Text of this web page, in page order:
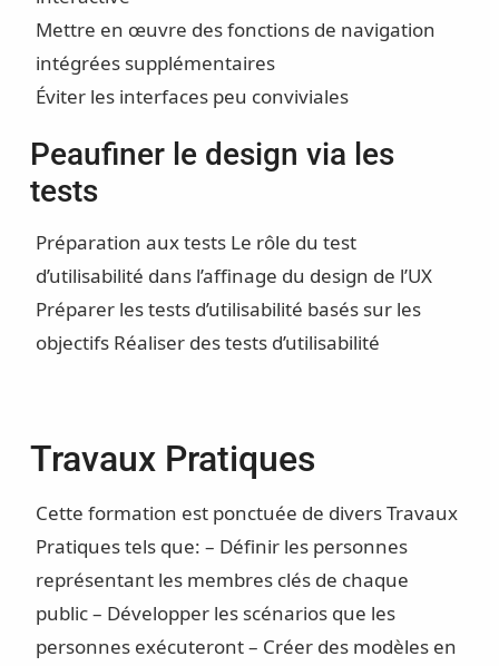
Mettre en œuvre des fonctions de navigation
intégrées supplémentaires
Éviter les interfaces peu conviviales
Peaufiner le design via les
tests
Préparation aux tests Le rôle du test
d’utilisabilité dans l’affinage du design de l’UX
Préparer les tests d’utilisabilité basés sur les
objectifs Réaliser des tests d’utilisabilité
Travaux Pratiques
Cette formation est ponctuée de divers Travaux
Pratiques tels que: – Définir les personnes
représentant les membres clés de chaque
public – Développer les scénarios que les
personnes exécuteront – Créer des modèles en